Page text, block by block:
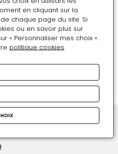
Saint-Cloud-
le mariage
Zéphyr
LES OBJETS
contact
en cliquant sur la
chaque page du site. Si
ou en savoir plus sur
« Personnaliser mes choix ».
politique cookies.